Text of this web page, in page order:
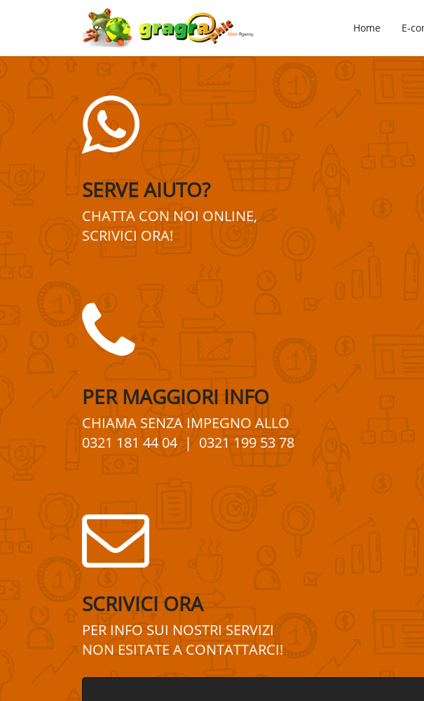
Home E-
SERVE AIUTO?
CHATTA CON NOI ONLINE,
SCRIVICI ORA!
PERMAGGIORI INFO
CHIAMA SENZA IMPEGNO ALLO
0321 181 44 04| 0321 199 53 78
SCRIVICI ORA
PER INFO SUI NOSTRISERVIZI
NON ESITATE ACONTATTARCI!